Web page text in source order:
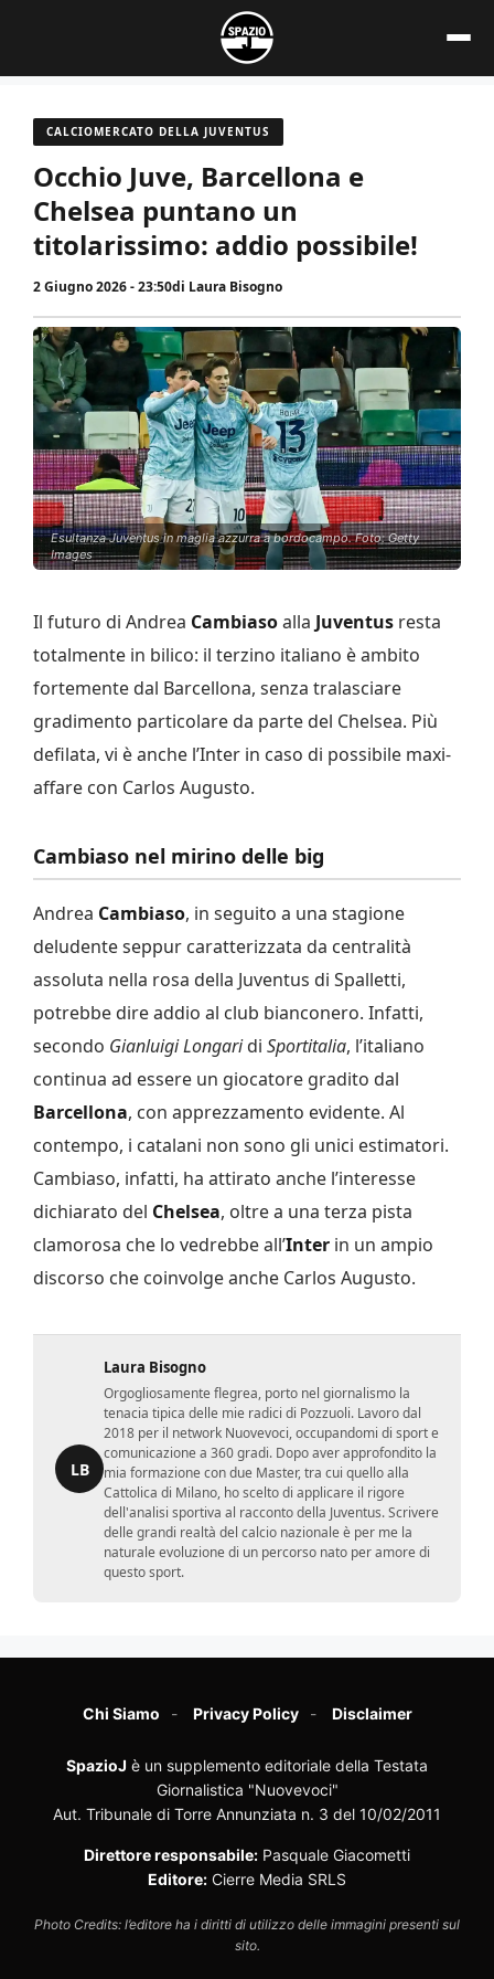
contenuto
CALCIOMERCATO DELLA JUVENTUS
Occhio Juve, Barcellona e
Chelsea puntano un
titolarissimo: addio possibile!
2 Giugno 2026 - 23:50di Laura Bisogno
Esultanza Juventus in maglia azzurra a bordocampo. Foto: Getty
Images
Il futuro di Andrea Cambiasoalla Juventus resta
totalmente in bilico: il terzino italiano è ambito
fortemente dal Barcellona, senza tralasciare
gradimento particolare da parte del Chelsea. Più
defilata, vi è anche l’Inter in caso di possibile maxi-
affare con Carlos Augusto.
Cambiaso nel mirino delle big
Andrea Cambiaso, in seguito a una stagione
deludente seppur caratterizzata da centralità
assoluta nella rosa della Juventus di Spalletti,
potrebbe dire addio al club bianconero. Infatti,
secondo Gianluigi Longaridi Sportitalia, l’italiano
continua ad essere un giocatore gradito dal
Barcellona, con apprezzamento evidente. Al
contempo, i catalani non sono gli unici estimatori.
Cambiaso, infatti, ha attirato anche l’interesse
dichiarato del Chelsea, oltre a una terza pista
clamorosa che lo vedrebbe all’Inter in un ampio
discorso che coinvolge anche Carlos Augusto.
LB
Laura Bisogno
Orgogliosamente flegrea, porto nel giornalismo la
tenacia tipica delle mie radici di Pozzuoli. Lavoro dal
2018 per il network Nuovevoci, occupandomi di sport e
comunicazione a 360 gradi. Dopo aver approfondito la
mia formazione con due Master, tra cui quello alla
Cattolica di Milano, ho scelto di applicare il rigore
dell'analisi sportiva al racconto della Juventus. Scrivere
delle grandi realtà del calcio nazionale è per me la
naturale evoluzione di un percorso nato per amore di
questo sport.
Chi Siamo Privacy Policy Disclaimer
SpazioJ è un supplemento editoriale della Testata
Giornalistica "Nuovevoci"
Aut. Tribunale di Torre Annunziata n. 3 del 10/02/2011
Direttore responsabile: Pasquale Giacometti
Editore: Cierre Media SRLS
Photo Credits: l’editore ha i diritti di utilizzo delle immagini presenti sul
sito.